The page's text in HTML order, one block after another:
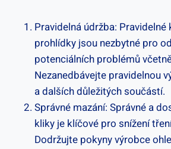
Pravidelná ‍údržba:
prohlídky jsou ‍nezbytné pro
potenciálních⁢ problémů⁤
Nezanedbávejte ⁢pravidelnou
⁣a ‌dalších​ důležitých součástí.
Správné mazání:‍ Správné a
kliky​ je‍ klíčové ​pro snížení
Dodržujte pokyny výrobce